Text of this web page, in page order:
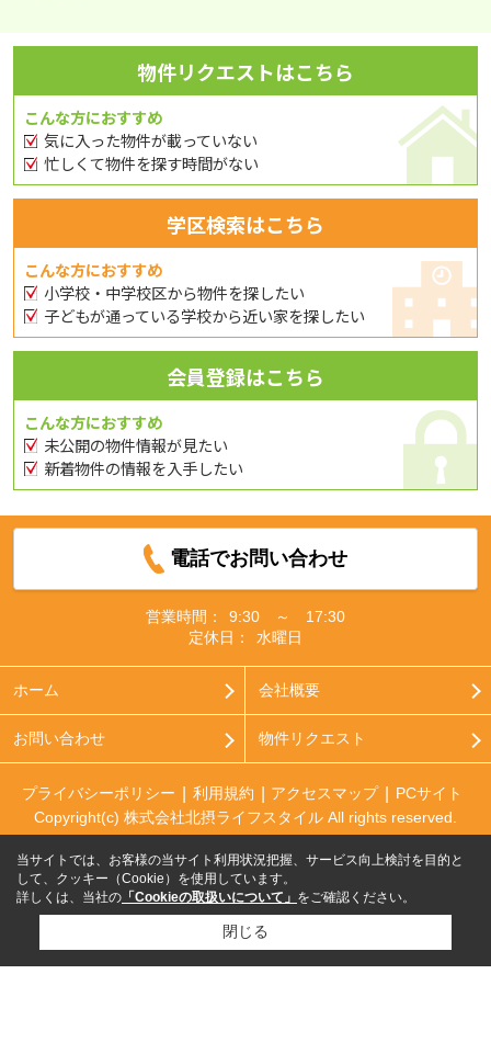
物件リクエストはこちら
こんな方におすすめ
気に入った物件が載っていない
忙しくて物件を探す時間がない
学区検索はこちら
こんな方におすすめ
小学校・中学校区から物件を探したい
子どもが通っている学校から近い家を探したい
会員登録はこちら
こんな方におすすめ
未公開の物件情報が見たい
新着物件の情報を入手したい
電話でお問い合わせ
営業時間：
9:30 ～ 17:30
定休日：
水曜日
ホーム 会社概要
お問い合わせ 物件リクエスト
プライバシーポリシー 利用規約 アクセスマップ
PCサイト
Copyright(c) 株式会社北摂ライフスタイル All rights reserved.
当サイトでは、お客様の当サイト利用状況把握、サービス向上検討を目的と
して、クッキー（Cookie）を使用しています。
詳しくは、当社の 「Cookieの取扱いについて」 をご確認ください。
閉じる